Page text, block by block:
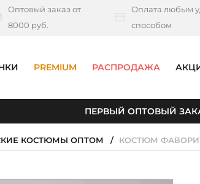
Оптовый заказ от
8000 руб.
Оплата любым
способом
PREMIUM РАСПРОДАЖА
ПЕРВЫЙ ОПТОВЫЙ
КОСТЮМЫ ОПТОМ КОСТЮМ